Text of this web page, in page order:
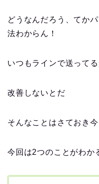
どうなんだろう、てか
法わからん！
いつもラインで送って
改善しないとだ
そんなことはさておき今
今回は2つのことがわか